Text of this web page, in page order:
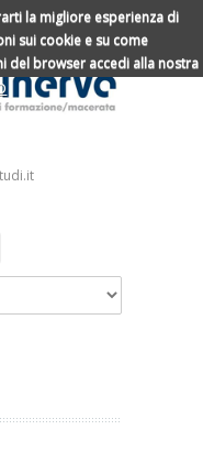
la migliore esperienza di
sui cookie e su come
del browser accedi alla nostra